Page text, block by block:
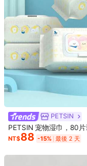
寵物眼部清潔濕紙巾，便
痕去除濕紙巾，溫和清除
污垢，緩解眼部不適，適
NT$89 -14% 最後 2 天
PETSIN
PETSIN 宠物湿巾，80片
狗设计，可擦去泪水，
清洁身体部位，除臭，清
NT$88 -15% 最後 2 天